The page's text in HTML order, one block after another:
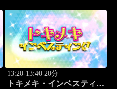
13:20-13:40 20分
トキメキ・インベスティン